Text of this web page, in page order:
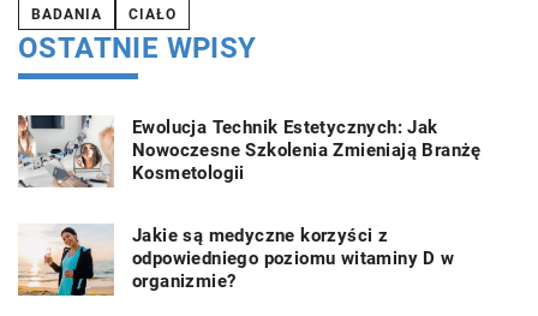
BADANIA
CIAŁO
OSTATNIE WPISY
Ewolucja Technik Estetycznych: Jak
Nowoczesne Szkolenia Zmieniają Branżę
Kosmetologii
Jakie są medyczne korzyści z
odpowiedniego poziomu witaminy D w
organizmie?